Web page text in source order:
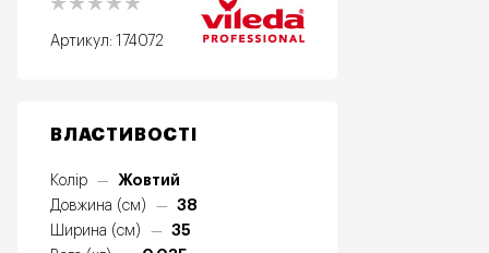
Артикул: 174072
ВЛАСТИВОСТІ
Колір —
Жовтий
Довжина (см)
—
38
Ширина (см)
—
35